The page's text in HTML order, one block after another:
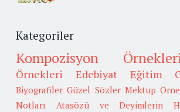
Kategoriler
Kompozisyon
Örnekleri
Edebiyat Eğitim
Biyografiler Güzel Sözler Mektup
Notları
Atasözü ve Deyimlerin